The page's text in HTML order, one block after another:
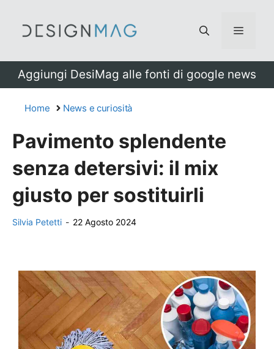
Menu
Aggiungi DesiMag alle fonti di google news
Home News e curiosità
Pavimento splendente
senza detersivi: il mix
giusto per sostituirli
Silvia Petetti - 22 Agosto 2024